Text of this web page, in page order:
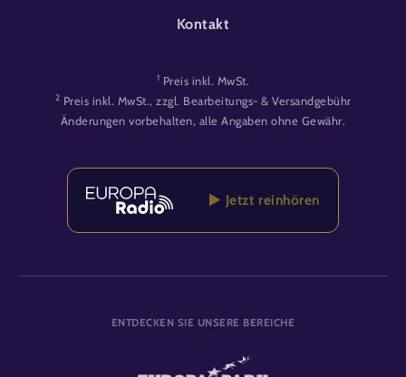
Kontakt
1 Preis inkl. MwSt.
2 Preis inkl. MwSt., zzgl. Bearbeitungs- & Versandgebühr
Änderungen vorbehalten, alle Angaben ohne Gewähr.
Jetzt reinhören
ENTDECKEN SIE UNSERE BEREICHE